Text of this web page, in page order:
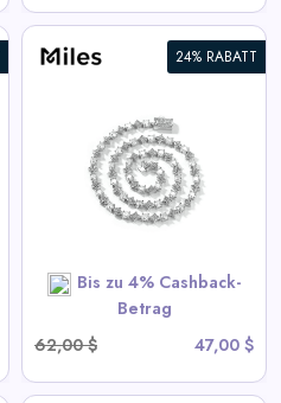
24% RABATT
Bis zu 4% Cashback-
Betrag
62,00 $
47,00 $